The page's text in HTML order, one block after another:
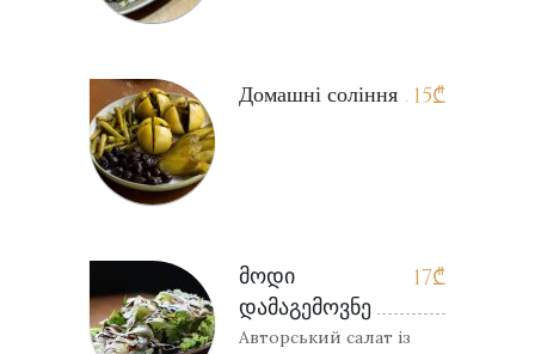
15₾
Домашні соління
17₾
მოდი
დამაგემოვნე
Авторський салат із